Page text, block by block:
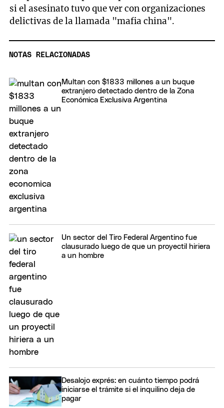
si el asesinato tuvo que ver con organizaciones
delictivas de la llamada "mafia china".
NOTAS RELACIONADAS
Multan con $1833 millones a un buque
extranjero detectado dentro de la Zona
Económica Exclusiva Argentina
Un sector del Tiro Federal Argentino fue
clausurado luego de que un proyectil hiriera
a un hombre
Desalojo exprés: en cuánto tiempo podrá
iniciarse el trámite si el inquilino deja de
pagar